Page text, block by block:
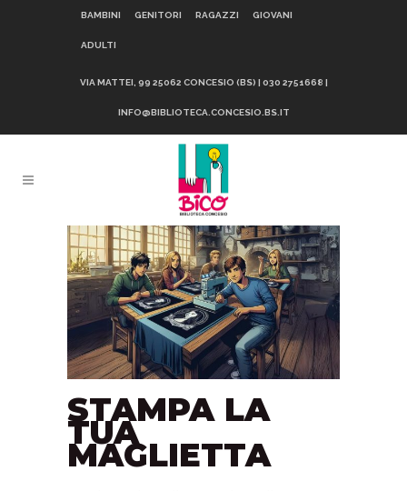
BAMBINI GENITORI RAGAZZI GIOVANI
ADULTI
VIA MATTEI, 99 25062 CONCESIO (BS) | 030 2751668 |
INFO@BIBLIOTECA.CONCESIO.BS.IT
STAMPA LA
TUA
MAGLIETTA